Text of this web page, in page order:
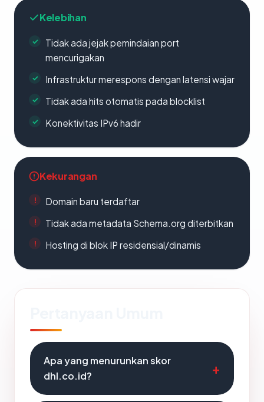
Kelebihan
Tidak ada jejak pemindaian port
mencurigakan
Infrastruktur merespons dengan latensi wajar
Tidak ada hits otomatis pada blocklist
Konektivitas IPv6 hadir
Kekurangan
Domain baru terdaftar
Tidak ada metadata Schema.org diterbitkan
Hosting di blok IP residensial/dinamis
Apa yang menurunkan skor
dhl.co.id?